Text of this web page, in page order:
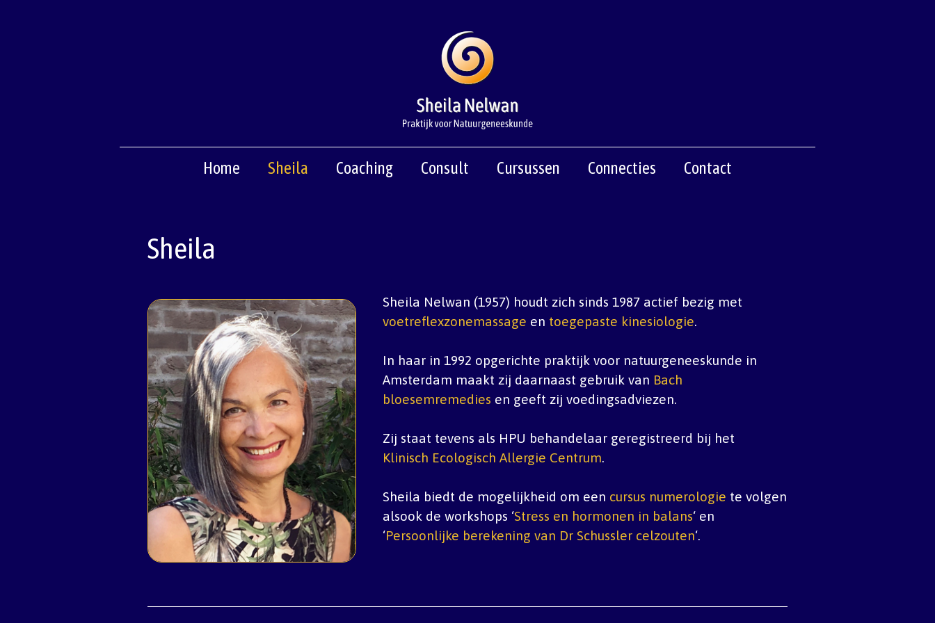
Home Sheila Coaching Consult Cursussen Connecties Contact
Sheila
Sheila Nelwan (1957) houdt zich sinds 1987 actief bezig met
voetreflexzonemassage en toegepaste kinesiologie.
In haar in 1992 opgerichte praktijk voor natuurgeneeskunde in
Amsterdam maakt zij daarnaast gebruik van Bach
bloesemremedies en geeft zij voedingsadviezen.
Zij staat tevens als HPU behandelaar geregistreerd bij het
Klinisch Ecologisch Allergie Centrum.
Sheila biedt de mogelijkheid om een cursus numerologie te volgen
alsook de workshops ‘Stress en hormonen in balans‘ en
‘Persoonlijke berekening van Dr Schussler celzouten‘.